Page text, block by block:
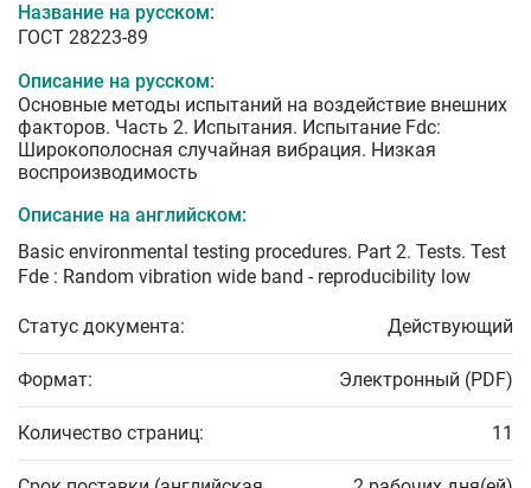
Название на русском:
ГОСТ 28223-89
Описание на русском:
Основные методы испытаний на воздействие внешних
факторов. Часть 2. Испытания. Испытание Fdс:
Широкополосная случайная вибрация. Низкая
воспроизводимость
Описание на английском:
Basic environmental testing procedures. Part 2. Tests. Test
Fde : Random vibration wide band - reproducibility low
Статус документа: Действующий
Формат: Электронный (PDF)
Количество страниц: 11